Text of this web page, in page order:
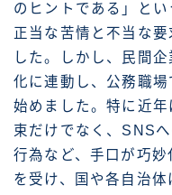
のヒントである」とい
正当な苦情と不当な
した。しかし、民間
化に連動し、公務職
始めました。特に近
束だけでなく、SNS
行為など、手口が巧
を受け、国や各自治